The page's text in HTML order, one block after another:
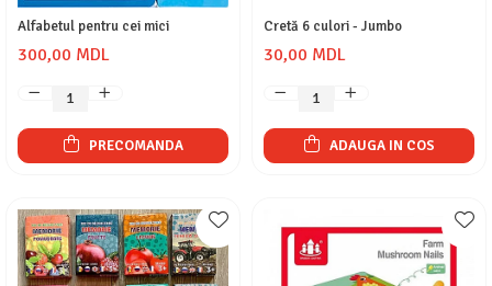
Alfabetul pentru cei mici
300,00 MDL
PRECOMANDA
Cretă 6 culori - Jumbo
30,00 MDL
ADAUGA IN COS